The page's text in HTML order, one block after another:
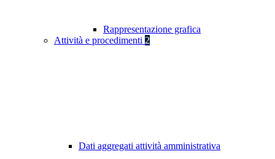
Rappresentazione grafica
Attività e procedimenti 2
Dati aggregati attività amministrativa